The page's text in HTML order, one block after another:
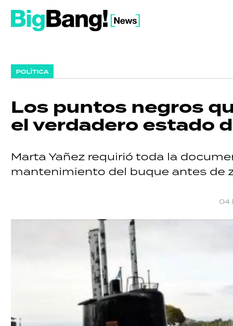
POLÍTICA
Los puntos negros
el verdadero estado
Marta Yañez requirió toda la
mantenimiento del buque antes de
04